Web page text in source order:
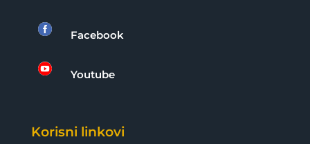
 Facebook
 Youtube
Korisni linkovi